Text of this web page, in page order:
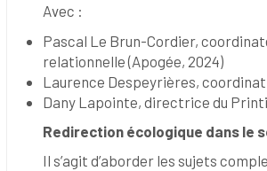
Avec :
Pascal Le Brun-Cordier,
relationnelle (Apogée, 2024)
Laurence Despeyrières,
Dany Lapointe, directrice du
Redirection écologique dans le
Il s’agit d’aborder les sujets